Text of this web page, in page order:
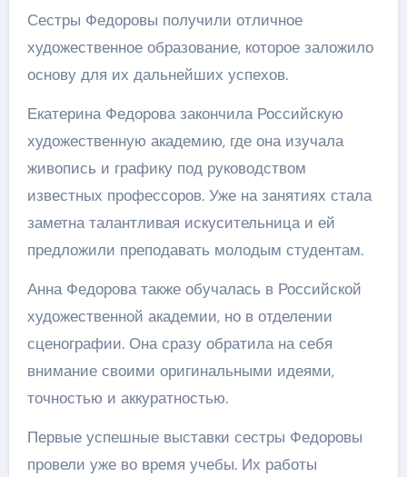
Сестры Федоровы получили отличное
художественное образование, которое заложило
основу для их дальнейших успехов.
Екатерина Федорова закончила Российскую
художественную академию, где она изучала
живопись и графику под руководством
известных профессоров. Уже на занятиях стала
заметна талантливая искусительница и ей
предложили преподавать молодым студентам.
Анна Федорова также обучалась в Российской
художественной академии, но в отделении
сценографии. Она сразу обратила на себя
внимание своими оригинальными идеями,
точностью и аккуратностью.
Первые успешные выставки сестры Федоровы
провели уже во время учебы. Их работы